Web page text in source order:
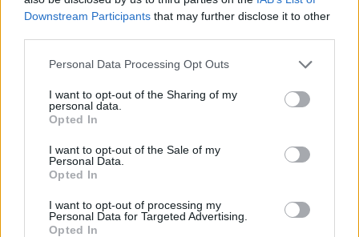
Downstream Participants that may further disclose it to other
Personal Data Processing Opt Outs
I want to opt-out of the Sharing of my
personal data.
Opted In
I want to opt-out of the Sale of my
Personal Data.
Opted In
I want to opt-out of processing my
Personal Data for Targeted Advertising.
Opted In
Carlucci, Bevilacqua, Solinas, Souare e Galic
7 Ago 2026
Il Monastir riparte dai pilastri Masia, Pinna e